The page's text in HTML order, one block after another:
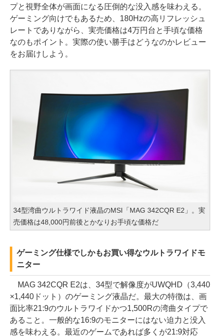
プと視野全体が画面になる圧倒的な没入感を味わえる。
ゲーミング向けでもあるため、180Hzの高リフレッシュ
レートでありながら、実売価格は4万円台と手頃な価格
なのもポイント。実際の使い勝手はどうなのかレビュー
をお届けしよう。
34型湾曲ウルトラワイド液晶のMSI「MAG 342CQR E2」。実
売価格は48,000円前後とかなりお手頃な価格だ
ゲーミング仕様でしかもお買い得なウルトラワイドモ
ニター
MAG 342CQR E2は、34型で解像度がUWQHD（3,440
×1,440ドット）のゲーミング液晶だ。最大の特徴は、画
面比率21:9のウルトラワイドかつ1,500Rの湾曲タイプで
あること。一般的な16:9のモニターにはない迫力と没入
感を味わえる。最近のゲームであれば多くが21:9対応